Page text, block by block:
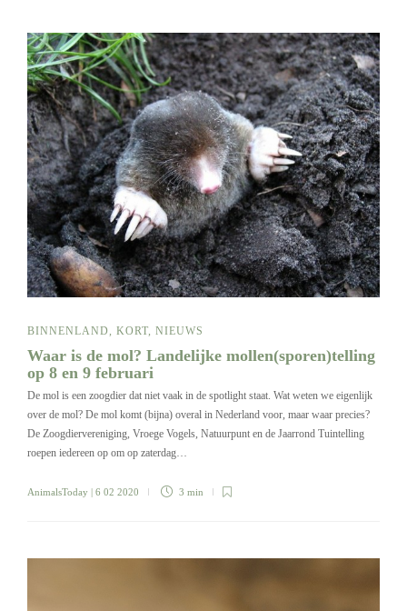
BINNENLAND, KORT, NIEUWS
Waar is de mol? Landelijke mollen(sporen)telling
op 8 en 9 februari
De mol is een zoogdier dat niet vaak in de spotlight staat. Wat weten we eigenlijk
over de mol? De mol komt (bijna) overal in Nederland voor, maar waar precies?
De Zoogdiervereniging, Vroege Vogels, Natuurpunt en de Jaarrond Tuintelling
roepen iedereen op om op zaterdag…
AnimalsToday | 6 02 2020 3 min